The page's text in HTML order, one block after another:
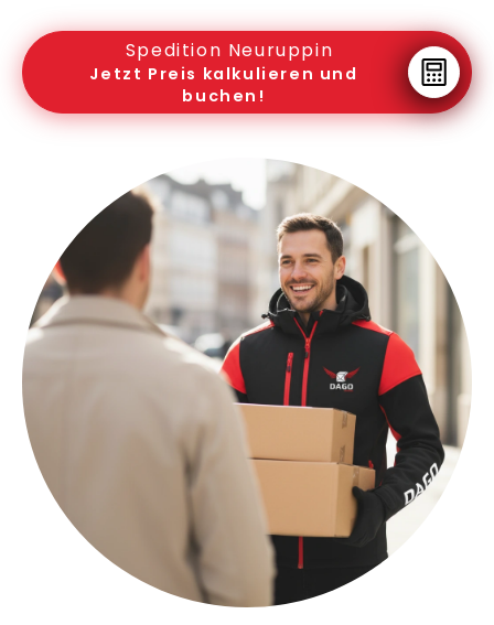
Spedition Neuruppin
Jetzt Preis kalkulieren und
buchen!